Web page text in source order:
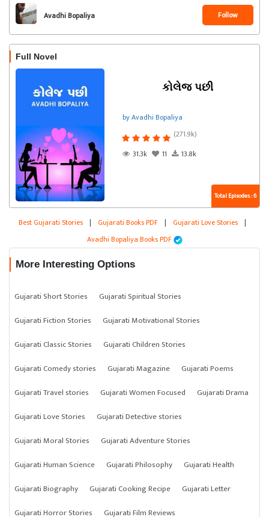
Avadhi Bopaliya Follow
Full Novel
કોલેજ પછી
by Avadhi Bopaliya
(271.9k)
31.3k
11 13.8k
Total Episodes : 6
Best Gujarati Stories | Gujarati Books PDF | Gujarati Love Stories |
Avadhi Bopaliya Books PDF
More Interesting Options
Gujarati Short Stories
Gujarati Spiritual Stories
Gujarati Fiction Stories
Gujarati Motivational Stories
Gujarati Classic Stories
Gujarati Children Stories
Gujarati Comedy stories
Gujarati Magazine
Gujarati Poems
Gujarati Travel stories
Gujarati Women Focused
Gujarati Drama
Gujarati Love Stories
Gujarati Detective stories
Gujarati Moral Stories
Gujarati Adventure Stories
Gujarati Human Science
Gujarati Philosophy
Gujarati Health
Gujarati Biography
Gujarati Cooking Recipe
Gujarati Letter
Gujarati Horror Stories
Gujarati Film Reviews